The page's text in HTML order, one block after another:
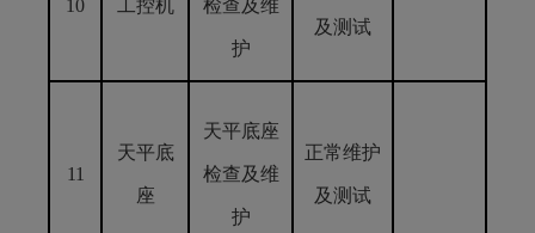
10 工控机 检查及维
护
及测试
11
天平底
座
天平底座
检查及维
护
正常维护
及测试